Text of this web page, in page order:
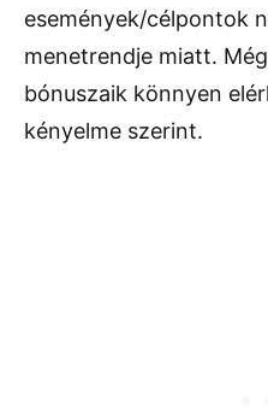
események/célpontok
menetrendje miatt.
bónuszaik könnyen
kényelme szerint.